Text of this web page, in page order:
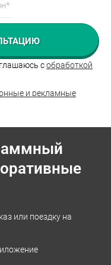
собработкой
и рекламные
или поездку на